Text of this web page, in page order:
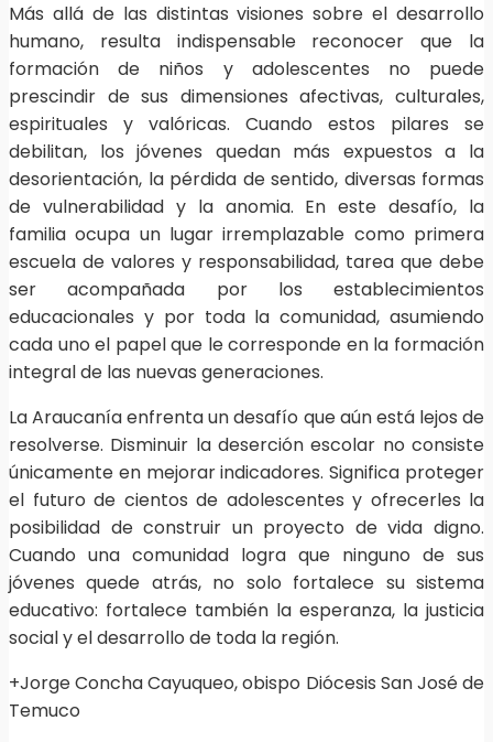
Más allá de las distintas visiones sobre el desarrollo
humano, resulta indispensable reconocer que la
formación de niños y adolescentes no puede
prescindir de sus dimensiones afectivas, culturales,
espirituales y valóricas. Cuando estos pilares se
debilitan, los jóvenes quedan más expuestos a la
desorientación, la pérdida de sentido, diversas formas
de vulnerabilidad y la anomia. En este desafío, la
familia ocupa un lugar irremplazable como primera
escuela de valores y responsabilidad, tarea que debe
ser acompañada por los establecimientos
educacionales y por toda la comunidad, asumiendo
cada uno el papel que le corresponde en la formación
integral de las nuevas generaciones.
La Araucanía enfrenta un desafío que aún está lejos de
resolverse. Disminuir la deserción escolar no consiste
únicamente en mejorar indicadores. Significa proteger
el futuro de cientos de adolescentes y ofrecerles la
posibilidad de construir un proyecto de vida digno.
Cuando una comunidad logra que ninguno de sus
jóvenes quede atrás, no solo fortalece su sistema
educativo: fortalece también la esperanza, la justicia
social y el desarrollo de toda la región.
+Jorge Concha Cayuqueo, obispo Diócesis San José de
Temuco